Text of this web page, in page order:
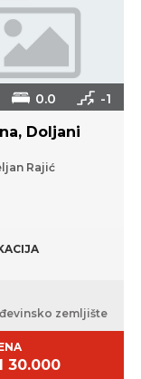
0.0 -1
Doljani
Rajić
zemljište
30.000